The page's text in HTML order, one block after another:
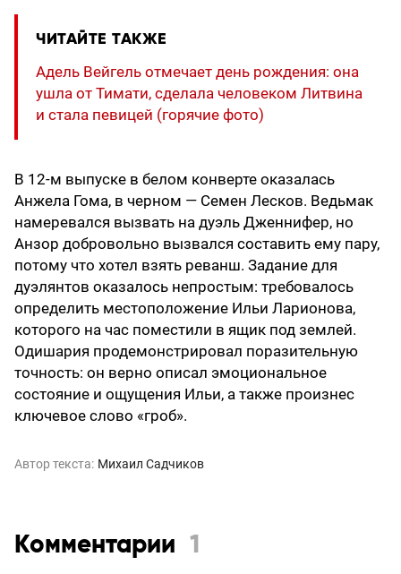
ЧИТАЙТЕ ТАКЖЕ
Адель Вейгель отмечает день рождения: она
ушла от Тимати, сделала человеком Литвина
и стала певицей (горячие фото)
В 12-м выпуске в белом конверте оказалась
Анжела Гома, в черном — Семен Лесков. Ведьмак
намеревался вызвать на дуэль Дженнифер, но
Анзор добровольно вызвался составить ему пару,
потому что хотел взять реванш. Задание для
дуэлянтов оказалось непростым: требовалось
определить местоположение Ильи Ларионова,
которого на час поместили в ящик под землей.
Одишария продемонстрировал поразительную
точность: он верно описал эмоциональное
состояние и ощущения Ильи, а также произнес
ключевое слово «гроб».
Автор текста: Михаил Садчиков
Комментарии 1